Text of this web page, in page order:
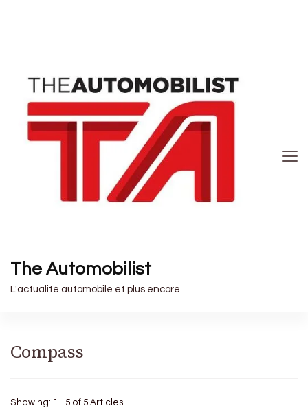
The Automobilist
L'actualité automobile et plus encore
Compass
Showing: 1 - 5 of 5 Articles